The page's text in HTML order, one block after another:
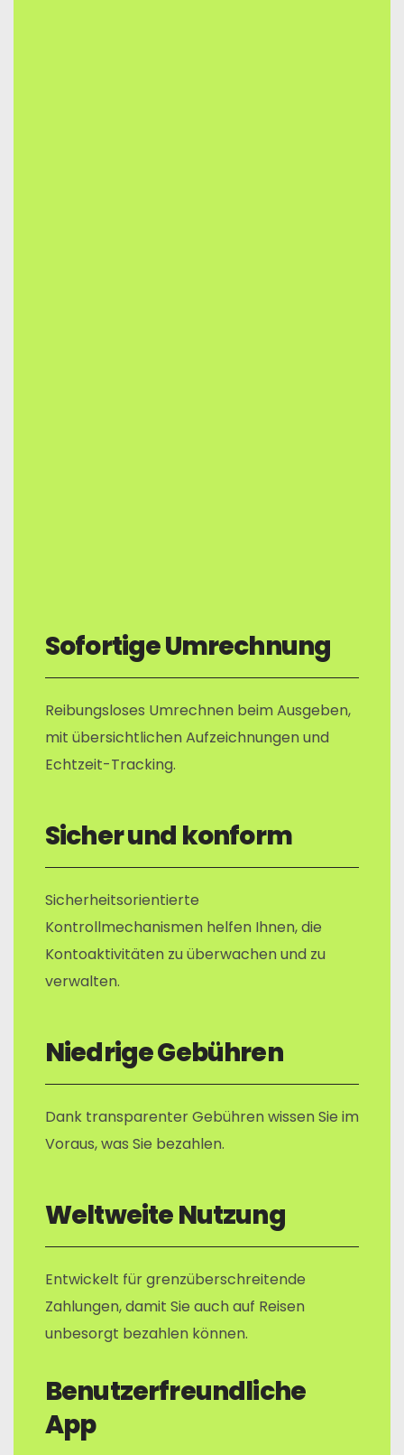
Sofortige Umrechnung
Reibungsloses Umrechnen beim Ausgeben,
mit übersichtlichen Aufzeichnungen und
Echtzeit-Tracking.
Sicher und konform
Sicherheitsorientierte
Kontrollmechanismen helfen Ihnen, die
Kontoaktivitäten zu überwachen und zu
verwalten.
Niedrige Gebühren
Dank transparenter Gebühren wissen Sie im
Voraus, was Sie bezahlen.
Weltweite Nutzung
Entwickelt für grenzüberschreitende
Zahlungen, damit Sie auch auf Reisen
unbesorgt bezahlen können.
Benutzerfreundliche
App